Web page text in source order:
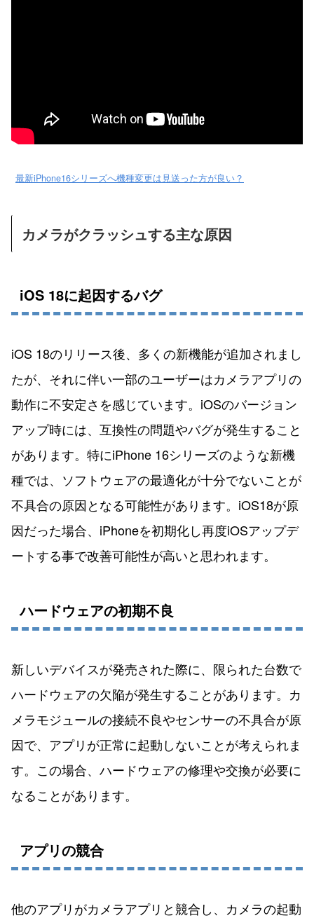
最新iPhone16シリーズへ機種変更は見送った方が良い？
カメラがクラッシュする主な原因
iOS 18に起因するバグ
iOS 18のリリース後、多くの新機能が追加されまし
たが、それに伴い一部のユーザーはカメラアプリの
動作に不安定さを感じています。iOSのバージョン
アップ時には、互換性の問題やバグが発生すること
があります。特にiPhone 16シリーズのような新機
種では、ソフトウェアの最適化が十分でないことが
不具合の原因となる可能性があります。iOS18が原
因だった場合、iPhoneを初期化し再度iOSアップデ
ートする事で改善可能性が高いと思われます。
ハードウェアの初期不良
新しいデバイスが発売された際に、限られた台数で
ハードウェアの欠陥が発生することがあります。カ
メラモジュールの接続不良やセンサーの不具合が原
因で、アプリが正常に起動しないことが考えられま
す。この場合、ハードウェアの修理や交換が必要に
なることがあります。
アプリの競合
他のアプリがカメラアプリと競合し、カメラの起動